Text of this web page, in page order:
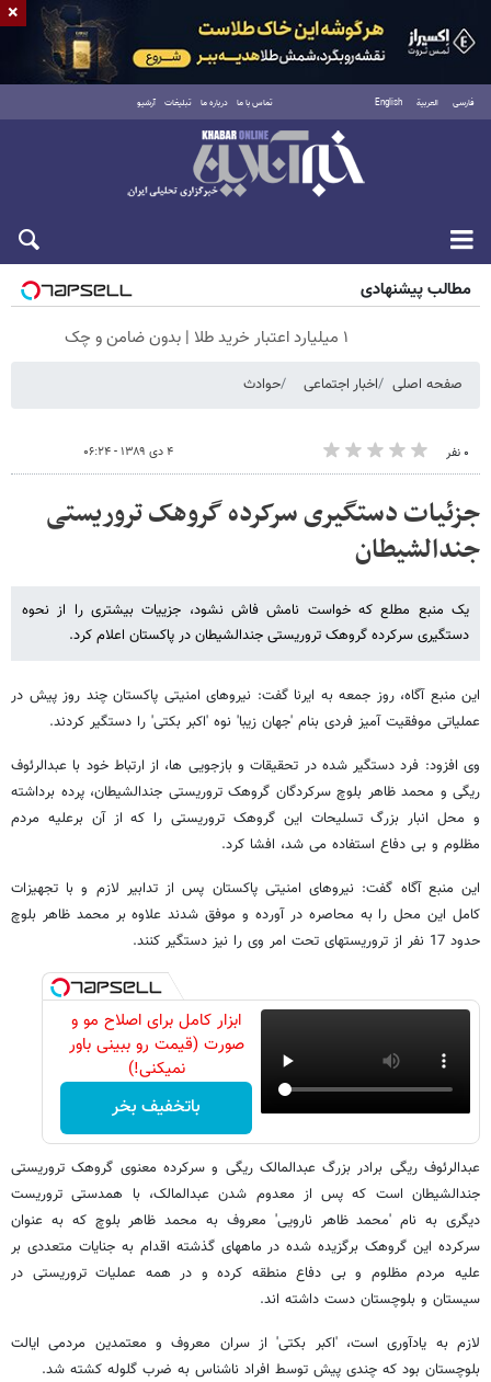
فارسی العربية English تماس با ما درباره ما تبلیغات آرشیو
شنبه ۱۷ مرداد ۱۴۰۵
مطالب پیشنهادی
۱ میلیارد اعتبار خرید طلا | بدون ضامن و چک
صفحه اصلی اخبار اجتماعی حوادث
۰ نفر ۴ دی ۱۳۸۹ - ۰۶:۲۴
جزئیات دستگیری سرکرده گروهک تروریستی
جندالشیطان
یک منبع مطلع که خواست نامش فاش نشود، جزییات بیشتری را از نحوه
دستگیری سرکرده گروهک تروریستی جندالشیطان در پاکستان اعلام کرد.
این منبع آگاه، روز جمعه به ایرنا گفت: نیروهای امنیتی پاکستان چند روز پیش در
عملیاتی موفقیت آمیز فردی بنام 'جهان زیبا' نوه 'اکبر بکتی' را دستگیر کردند.
وی افزود: فرد دستگیر شده در تحقیقات و بازجویی ها، از ارتباط خود با عبدالرئوف
ریگی و محمد ظاهر بلوچ سرکردگان گروهک تروریستی جندالشیطان، پرده برداشته
و محل انبار بزرگ تسلیحات این گروهک تروریستی را که از آن برعلیه مردم
مظلوم و بی دفاع استفاده می شد، افشا کرد.
این منبع آگاه گفت: نیروهای امنیتی پاکستان پس از تدابیر لازم و با تجهیزات
کامل این محل را به محاصره در آورده و موفق شدند علاوه بر محمد ظاهر بلوچ
حدود 17 نفر از تروریستهای تحت امر وی را نیز دستگیر کنند.
ابزار کامل برای اصلاح مو و
صورت (قیمت رو ببینی باور
نمیکنی!)
باتخفیف بخر
عبدالرئوف ریگی برادر بزرگ عبدالمالک ریگی و سرکرده معنوی گروهک تروریستی
جندالشیطان است که پس از معدوم شدن عبدالمالک، با همدستی تروریست
دیگری به نام 'محمد ظاهر نارویی' معروف به محمد ظاهر بلوچ که به عنوان
سرکرده این گروهک برگزیده شده در ماههای گذشته اقدام به جنایات متعددی بر
علیه مردم مظلوم و بی دفاع منطقه کرده و در همه عملیات تروریستی در
سیستان و بلوچستان دست داشته اند.
لازم به یادآوری است، 'اکبر بکتی' از سران معروف و معتمدین مردمی ایالت
بلوچستان بود که چندی پیش توسط افراد ناشناس به ضرب گلوله کشته شد.
×